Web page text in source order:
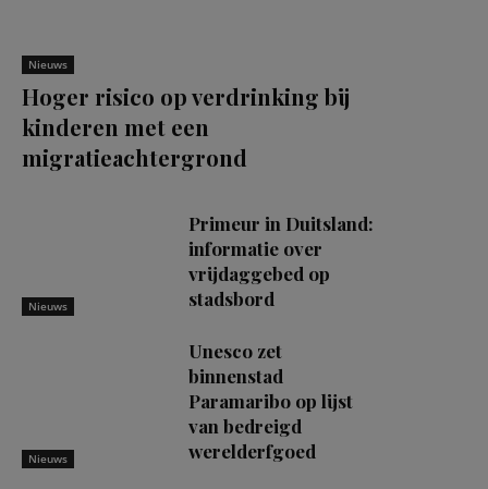
Nieuws
Hoger risico op verdrinking bij
kinderen met een
migratieachtergrond
Nieuws
Primeur in Duitsland:
informatie over
vrijdaggebed op
stadsbord
Nieuws
Unesco zet
binnenstad
Paramaribo op lijst
van bedreigd
werelderfgoed